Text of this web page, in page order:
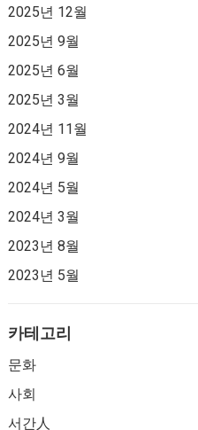
2025년 12월
2025년 9월
2025년 6월
2025년 3월
2024년 11월
2024년 9월
2024년 5월
2024년 3월
2023년 8월
2023년 5월
카테고리
문화
사회
서간人